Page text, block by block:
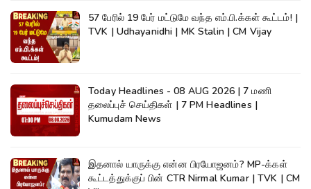
57 பேரில் 19 பேர் மட்டுமே வந்த எம்.பி.க்கள் கூட்டம்! |
TVK | Udhayanidhi | MK Stalin | CM Vijay
Today Headlines - 08 AUG 2026 | 7 மணி
தலைப்புச் செய்திகள் | 7 PM Headlines |
Kumudam News
இதனால் யாருக்கு என்ன பிரயோஜனம்? MP-க்கள்
கூட்டத்துக்குப் பின் CTR Nirmal Kumar | TVK | CM